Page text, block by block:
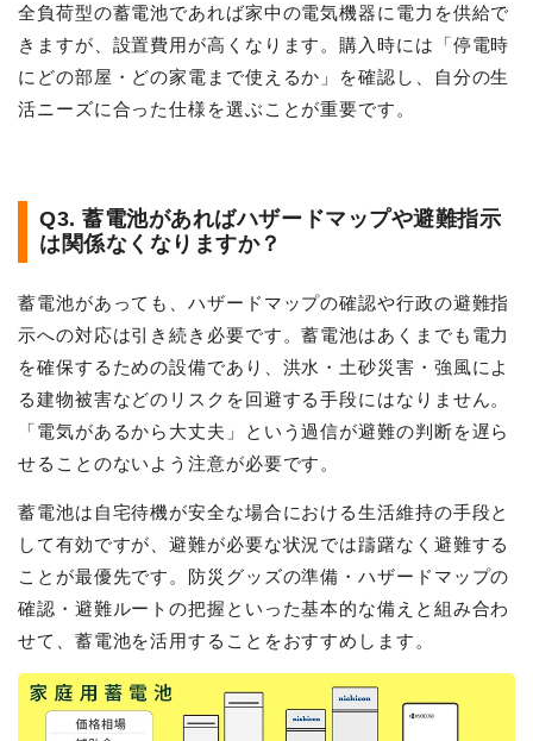
全負荷型の蓄電池であれば家中の電気機器に電力を供給で
きますが、設置費用が高くなります。購入時には「停電時
にどの部屋・どの家電まで使えるか」を確認し、自分の生
活ニーズに合った仕様を選ぶことが重要です。
Q3. 蓄電池があればハザードマップや避難指示
は関係なくなりますか？
蓄電池があっても、ハザードマップの確認や行政の避難指
示への対応は引き続き必要です。蓄電池はあくまでも電力
を確保するための設備であり、洪水・土砂災害・強風によ
る建物被害などのリスクを回避する手段にはなりません。
「電気があるから大丈夫」という過信が避難の判断を遅ら
せることのないよう注意が必要です。
蓄電池は自宅待機が安全な場合における生活維持の手段と
して有効ですが、避難が必要な状況では躊躇なく避難する
ことが最優先です。防災グッズの準備・ハザードマップの
確認・避難ルートの把握といった基本的な備えと組み合わ
せて、蓄電池を活用することをおすすめします。